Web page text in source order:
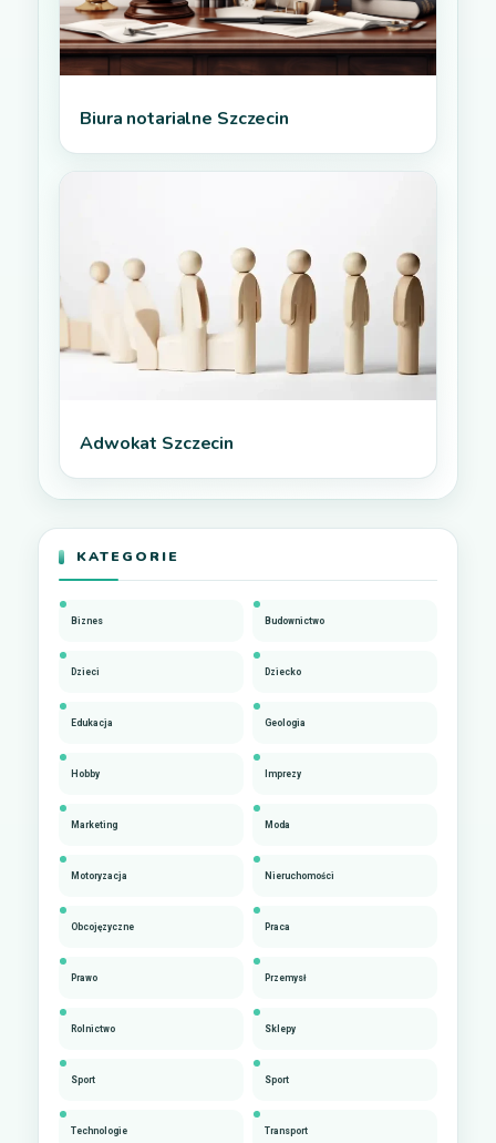
Biura notarialne Szczecin
Adwokat Szczecin
KATEGORIE
Biznes Budownictwo
Dzieci Dziecko
Edukacja Geologia
Hobby Imprezy
Marketing Moda
Motoryzacja Nieruchomości
Obcojęzyczne Praca
Prawo Przemysł
Rolnictwo Sklepy
Sport Sport
Technologie Transport